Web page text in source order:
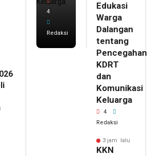
4
Redaksi
Edukasi
Warga
Dalangan
tentang
Pencegahan
KDRT
dan
Komunikasi
Keluarga
4
Redaksi
3 jam lalu
KKN